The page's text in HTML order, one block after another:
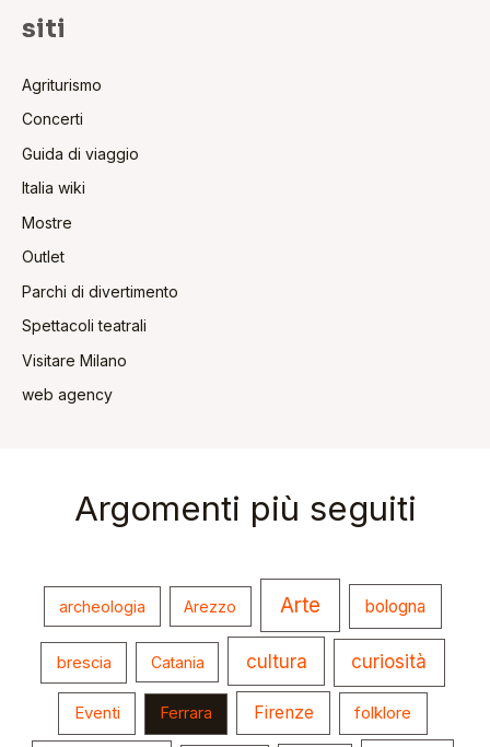
siti
Agriturismo
Concerti
Guida di viaggio
Italia wiki
Mostre
Outlet
Parchi di divertimento
Spettacoli teatrali
Visitare Milano
web agency
Argomenti più seguiti
archeologia Arezzo Arte bologna
brescia Catania cultura curiosità
Eventi Ferrara Firenze folklore